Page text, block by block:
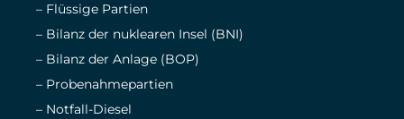
– Flüssige Partien
– Bilanz der nuklearen Insel (BNI)
– Bilanz der Anlage (BOP)
– Probenahmepartien
– Notfall-Diesel